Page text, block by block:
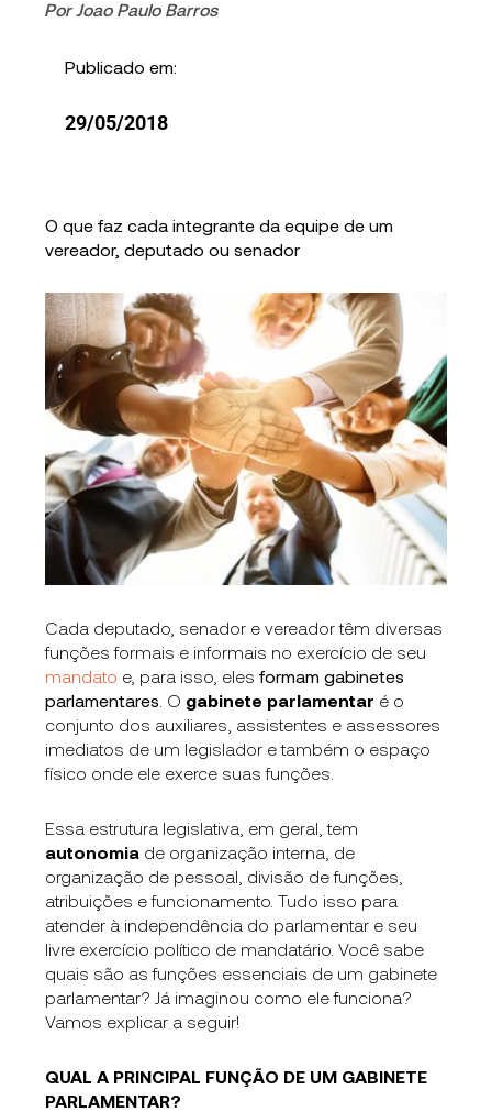
Por Joao Paulo Barros
Publicado em:
29/05/2018
O que faz cada integrante da equipe de um
vereador, deputado ou senador
Cada deputado, senador e vereador têm diversas
funções formais e informais no exercício de seu
mandato e, para isso, elesformam gabinetes
parlamentares . O gabinete parlamentar é o
conjunto dos auxiliares, assistentes e assessores
imediatos de um legislador e também o espaço
físico onde ele exerce suas funções.
Essa estrutura legislativa, em geral, tem
autonomia de organização interna, de
organização de pessoal, divisão de funções,
atribuições e funcionamento. Tudo isso para
atender à independência do parlamentar e seu
livre exercício político de mandatário. Você sabe
quais são as funções essenciais de um gabinete
parlamentar? Já imaginou como ele funciona?
Vamos explicar a seguir!
QUAL A PRINCIPAL FUNÇÃO DE UM GABINETE
PARLAMENTAR?